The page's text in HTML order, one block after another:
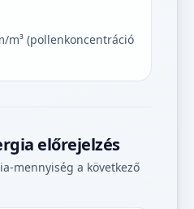
m³ (pollenkoncentráció
előrejelzés
mennyiség a következő